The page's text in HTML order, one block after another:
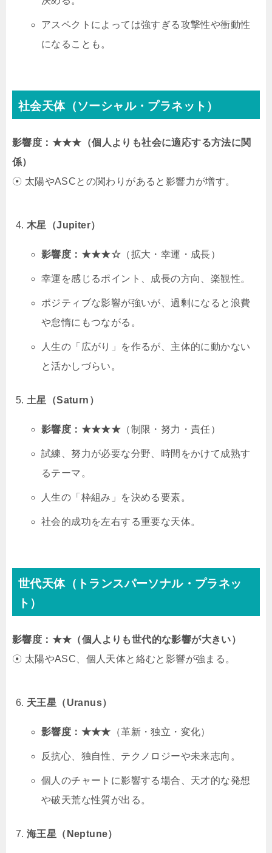
アスペクトによっては強すぎる攻撃性や衝動性
になることも。
社会天体（ソーシャル・プラネット）
影響度：★★★（個人よりも社会に適応する方法に関
係）
☉ 太陽やASCとの関わりがあると影響力が増す。
木星（Jupiter）
影響度：★★★☆ （拡大・幸運・成長）
幸運を感じるポイント、成長の方向、楽観性。
ポジティブな影響が強いが、過剰になると浪費
や怠惰にもつながる。
人生の「広がり」を作るが、主体的に動かない
と活かしづらい。
土星（Saturn）
影響度：★★★★ （制限・努力・責任）
試練、努力が必要な分野、時間をかけて成熟す
るテーマ。
人生の「枠組み」を決める要素。
社会的成功を左右する重要な天体。
世代天体（トランスパーソナル・プラネッ
ト）
影響度：★★（個人よりも世代的な影響が大きい）
☉ 太陽やASC、個人天体と絡むと影響が強まる。
天王星（Uranus）
影響度：★★★ （革新・独立・変化）
反抗心、独自性、テクノロジーや未来志向。
個人のチャートに影響する場合、天才的な発想
や破天荒な性質が出る。
海王星（Neptune）